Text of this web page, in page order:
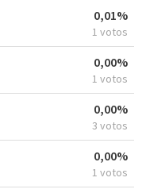
0,01%
1 votos
0,00%
1 votos
0,00%
3 votos
0,00%
1 votos